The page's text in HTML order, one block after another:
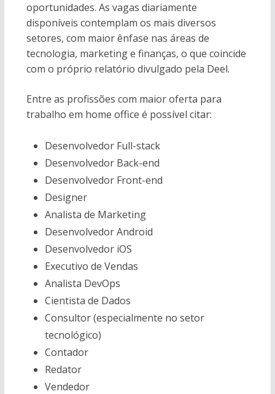
oportunidades. As vagas diariamente
disponíveis contemplam os mais diversos
setores, com maior ênfase nas áreas de
tecnologia, marketing e finanças, o que coincide
com o próprio relatório divulgado pela Deel.
Entre as profissões com maior oferta para
trabalho em home office é possível citar:
Desenvolvedor Full-stack
Desenvolvedor Back-end
Desenvolvedor Front-end
Designer
Analista de Marketing
Desenvolvedor Android
Desenvolvedor iOS
Executivo de Vendas
Analista DevOps
Cientista de Dados
Consultor (especialmente no setor
tecnológico)
Contador
Redator
Vendedor